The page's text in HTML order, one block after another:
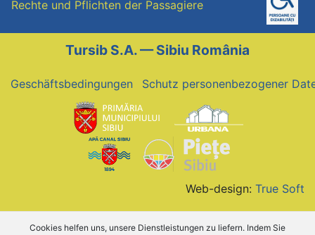
Rechte und Pflichten der Passagiere
Tursib S.A. — Sibiu România
Geschäftsbedingungen Schutz personenbezogener
Web-design: True Soft
Cookies helfen uns, unsere Dienstleistungen zu liefern. Indem Sie